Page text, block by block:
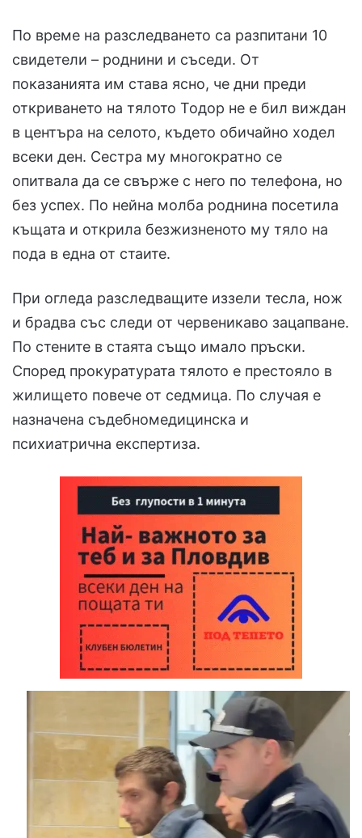
По време на разследването са разпитани 10
свидетели – роднини и съседи. От
показанията им става ясно, че дни преди
откриването на тялото Тодор не е бил виждан
в центъра на селото, където обичайно ходел
всеки ден. Сестра му многократно се
опитвала да се свърже с него по телефона, но
без успех. По нейна молба роднина посетила
къщата и открила безжизненото му тяло на
пода в една от стаите.
При огледа разследващите иззели тесла, нож
и брадва със следи от червеникаво зацапване.
По стените в стаята също имало пръски.
Според прокуратурата тялото е престояло в
жилището повече от седмица. По случая е
назначена съдебномедицинска и
психиатрична експертиза.